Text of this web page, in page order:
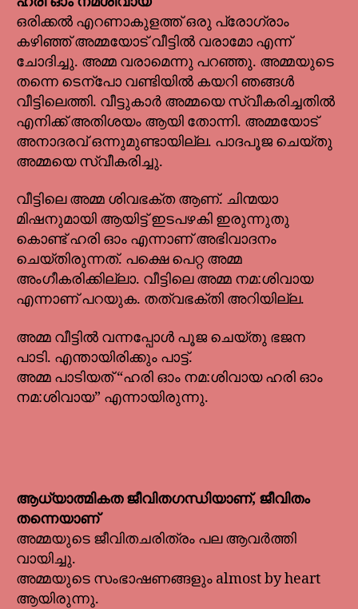
ഒരിക്കൽ എറണാകുളത്ത് ഒരു പ്രോഗ്രാം
കഴിഞ്ഞ് അമ്മയോട് വീട്ടിൽ വരാമോ എന്ന്
ചോദിച്ചു. അമ്മ വരാമെന്നു പറഞ്ഞു. അമ്മയുടെ
തന്നെ ടെന്പോ വണ്ടിയിൽ കയറി ഞങ്ങൾ
വീട്ടിലെത്തി. വീട്ടുകാർ അമ്മയെ സ്വീകരിച്ചതിൽ
എനിക്ക് അതിശയം ആയി തോന്നി. അമ്മയോട്
അനാദരവ് ഒന്നുമുണ്ടായില്ല. പാദപൂജ ചെയ്തു
അമ്മയെ സ്വീകരിച്ചു.
വീട്ടിലെ അമ്മ ശിവഭക്ത ആണ്. ചിന്മയാ
മിഷനുമായി ആയിട്ട് ഇടപഴകി ഇരുന്നുതു
കൊണ്ട് ഹരി ഓം എന്നാണ് അഭിവാദനം
ചെയ്തിരുന്നത്. പക്ഷെ പെറ്റ അമ്മ
അംഗീകരിക്കില്ലാ. വീട്ടിലെ അമ്മ നമ:ശിവായ
എന്നാണ് പറയുക. തത്വഭക്തി അറിയില്ല.
അമ്മ വീട്ടിൽ വന്നപ്പോൾ പൂജ ചെയ്തു ഭജന
പാടി. എന്തായിരിക്കും പാട്ട്.
അമ്മ പാടിയത് “ഹരി ഓം നമ:ശിവായ ഹരി ഓം
നമ:ശിവായ” എന്നായിരുന്നു.
ആധ്യാത്മികത ജീവിതഗന്ധിയാണ്, ജീവിതം
തന്നെയാണ്
അമ്മയുടെ ജീവിതചരിത്രം പല ആവർത്തി
വായിച്ചു.
അമ്മയുടെ സംഭാഷണങ്ങളും almost by heart
ആയിരുന്നു.